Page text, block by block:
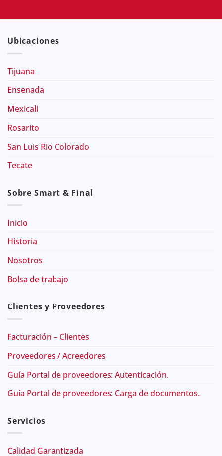
Ubicaciones
Tijuana
Ensenada
Mexicali
Rosarito
San Luis Rio Colorado
Tecate
Sobre Smart & Final
Inicio
Historia
Nosotros
Bolsa de trabajo
Clientes y Proveedores
Facturación – Clientes
Proveedores / Acreedores
Guía Portal de proveedores: Autenticación.
Guía Portal de proveedores: Carga de documentos.
Servicios
Calidad Garantizada